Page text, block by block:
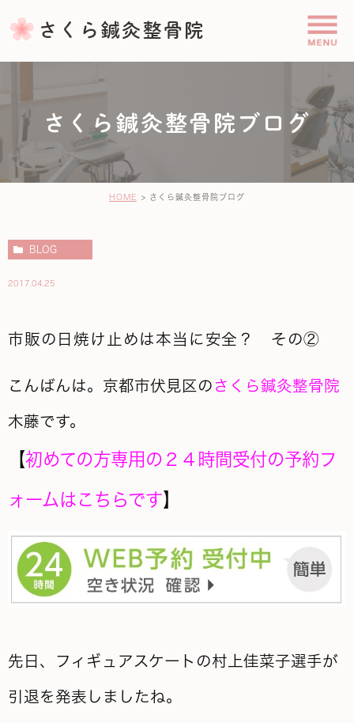
さくら鍼灸整骨院ブログ
HOME さくら鍼灸整骨院ブログ
BLOG
2017.04.25
市販の日焼け止めは本当に安全？ その②
こんばんは。京都市伏見区の さくら鍼灸整骨院
木藤です。
【初めての方専用の２４時間受付の予約フ
ォームはこちらです】
先日、フィギュアスケートの村上佳菜子選手が
引退を発表しましたね。